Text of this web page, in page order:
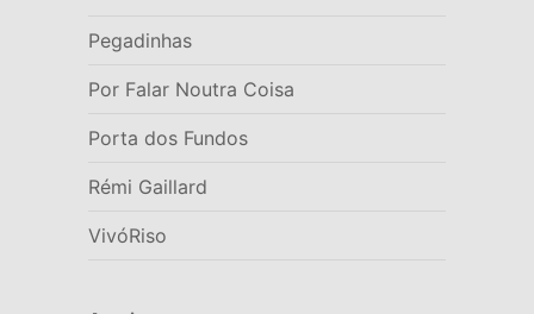
Pegadinhas
Por Falar Noutra Coisa
Porta dos Fundos
Rémi Gaillard
VivóRiso